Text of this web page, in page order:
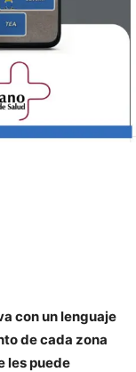
con un lenguaje
de cada zona
les puede